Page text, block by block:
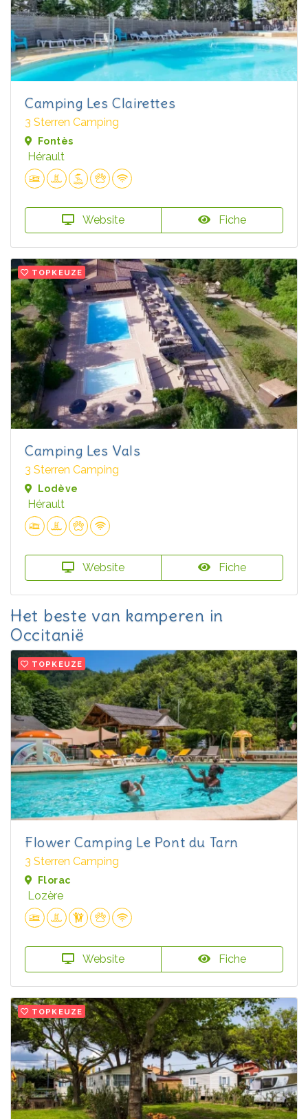
Camping Les Clairettes
3 Sterren Camping
Fontès
Hérault
Website Fiche
TOPKEUZE
Camping Les Vals
3 Sterren Camping
Lodève
Hérault
Website Fiche
Het beste van kamperen in
Occitanië
TOPKEUZE
Flower Camping Le Pont du Tarn
3 Sterren Camping
Florac
Lozère
Website Fiche
TOPKEUZE